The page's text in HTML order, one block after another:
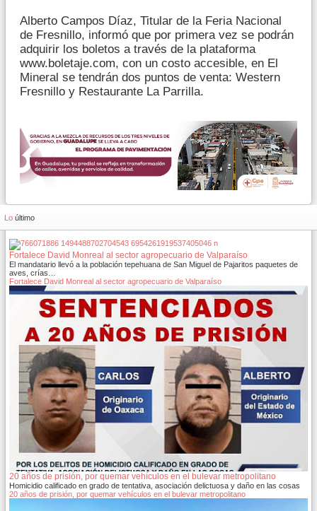
Alberto Campos Díaz, Titular de la Feria Nacional
de Fresnillo, informó que por primera vez se podrán
adquirir los boletos a través de la plataforma
www.boletaje.com, con un costo accesible, en El
Mineral se tendrán dos puntos de venta: Western
Fresnillo y Restaurante La Parrilla.
Lo último
Fortalece David Monreal al sector agropecuario de Valparaíso
El mandatario llevó a la población tepehuana de San Miguel de Pajaritos paquetes de
aves, crías…
Fortalece David Monreal al sector agropecuario de Valparaíso
20 años de prisión, por quemar vehículos en el bulevar metropolitano
Homicidio calificado en grado de tentativa, asociación delictuosa y daño en las cosas
20 años de prisión, por quemar vehículos en el bulevar metropolitano